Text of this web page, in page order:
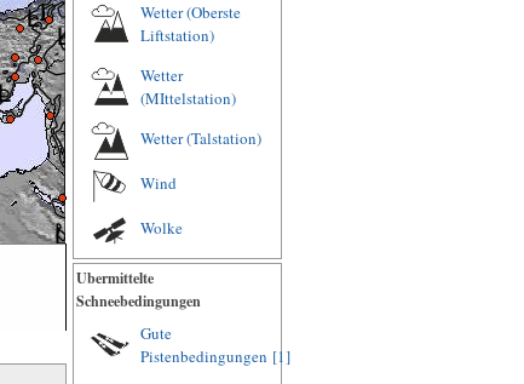
Wetter (Oberste
Liftstation)
Wetter
(MIttelstation)
Wetter (Talstation)
Wind
Wolke
Ubermittelte
Schneebedingungen
Gute
Pistenbedingungen [1]